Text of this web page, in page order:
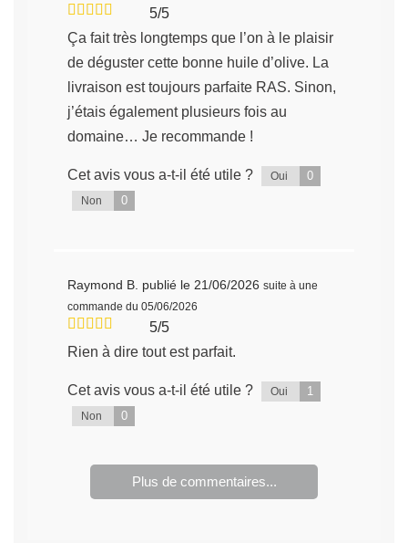
5/5
Ça fait très longtemps que l’on à le plaisir
de déguster cette bonne huile d’olive. La
livraison est toujours parfaite RAS. Sinon,
j’étais également plusieurs fois au
domaine… Je recommande !
Cet avis vous a-t-il été utile ? Oui 0
Non 0
Raymond B. publié le 21/06/2026 suite à une
commande du 05/06/2026
5/5
Rien à dire tout est parfait.
Cet avis vous a-t-il été utile ? Oui 1
Non 0
Plus de commentaires...